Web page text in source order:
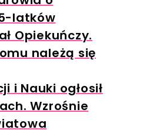
latków
Opiekuńczy.
należą się
i Nauki ogłosił
Wzrośnie